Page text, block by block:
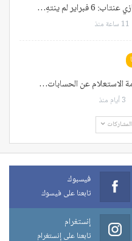
لم ينتهِ…
11 ساعة منذ
الاستعلام عن الحسابات…
3 أيام منذ
فيسبوك
تابعنا على فيسوك
إنستغرام
تابعنا على إنستغرام